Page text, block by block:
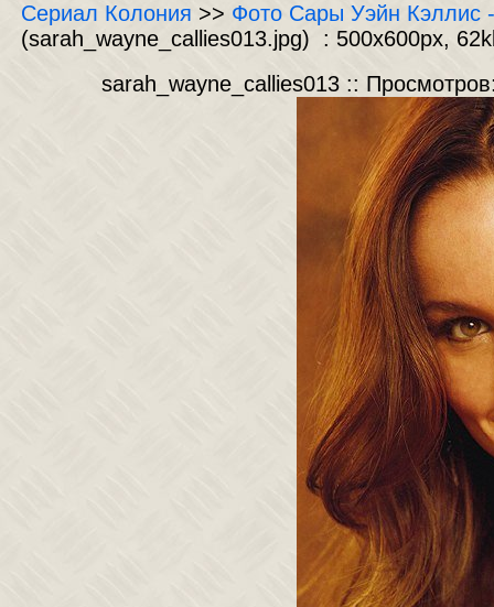
Сериал Колония >> Фото Сары Уэйн Кэллис
(sarah_wayne_callies013.jpg) : 500x600px,
sarah_wayne_callies013 ::